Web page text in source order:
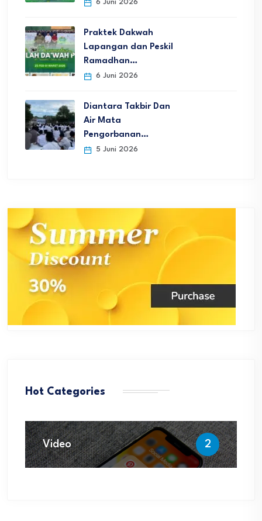
6 Juni 2026
Praktek Dakwah
Lapangan dan Peskil
Ramadhan…
6 Juni 2026
Diantara Takbir Dan
Air Mata
Pengorbanan…
5 Juni 2026
Hot Categories
Video 2